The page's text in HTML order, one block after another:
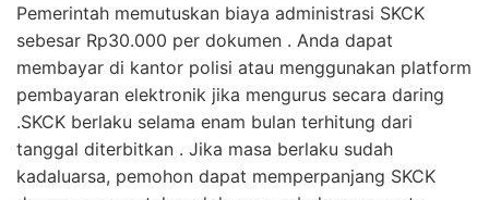
Pemerintah memutuskan biaya administrasi SKCK
sebesar Rp30.000 per dokumen . Anda dapat
membayar di kantor polisi atau menggunakan platform
pembayaran elektronik jika mengurus secara daring
.SKCK berlaku selama enam bulan terhitung dari
tanggal diterbitkan . Jika masa berlaku sudah
kadaluarsa, pemohon dapat memperpanjang SKCK